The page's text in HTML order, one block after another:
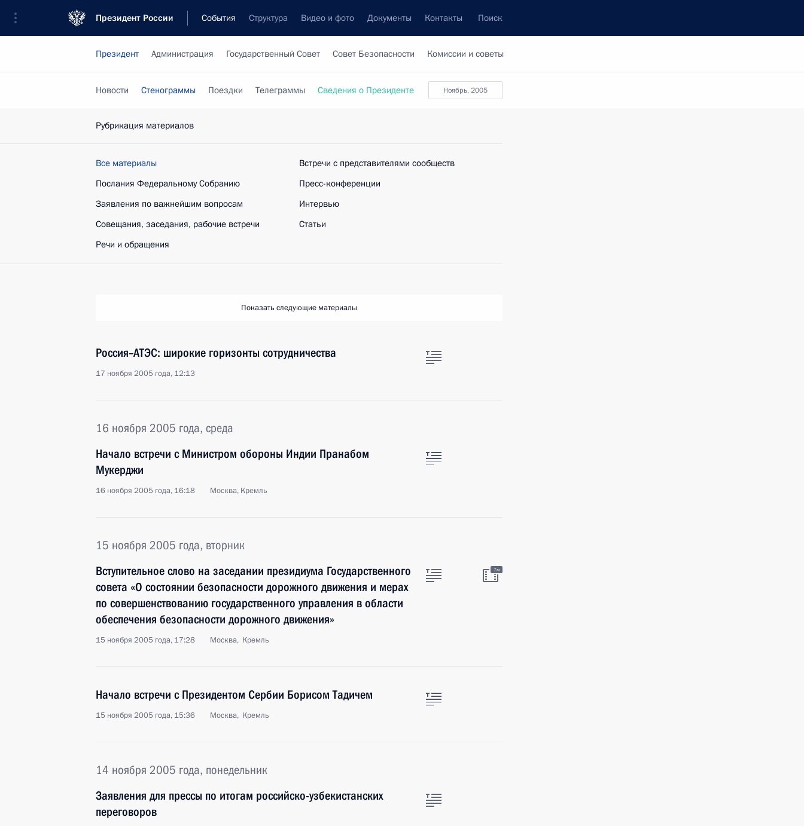
Президент России События Структура Видео и фото Документы Контакты Поиск
Президент Администрация Государственный Совет Совет Безопасности Комиссии и советы
ноябрь, 2005
Новости Стенограммы Поездки Телеграммы Сведения о Президенте
Рубрикация материалов
Все материалы
Послания Федеральному Собранию
Заявления по важнейшим вопросам
Совещания, заседания, рабочие встречи
Речи и обращения
Встречи с представителями сообществ
Пресс-конференции
Интервью
Статьи
Показать следующие материалы
Россия–АТЭС: широкие горизонты сотрудничества
17 ноября 2005 года, 12:13
16 ноября 2005 года, среда
Начало встречи с Министром обороны Индии Пранабом
Мукерджи
16 ноября 2005 года, 16:18 Москва, Кремль
15 ноября 2005 года, вторник
Вступительное слово на заседании президиума Государственного
совета «О состоянии безопасности дорожного движения и мерах
по совершенствованию государственного управления в области
обеспечения безопасности дорожного движения»
15 ноября 2005 года, 17:28 Москва, Кремль
7м
Начало встречи с Президентом Сербии Борисом Тадичем
15 ноября 2005 года, 15:36 Москва, Кремль
14 ноября 2005 года, понедельник
Заявления для прессы по итогам российско-узбекистанских
переговоров